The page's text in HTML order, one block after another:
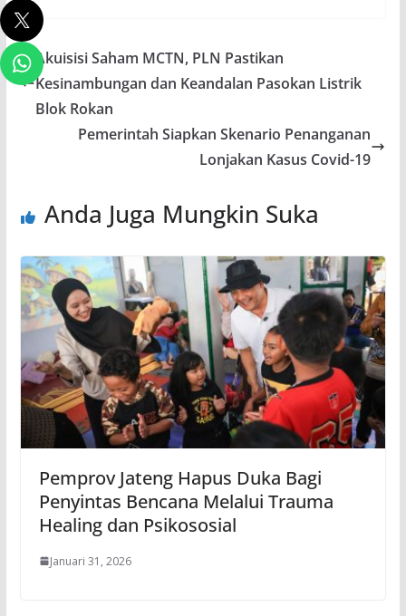
Akuisisi Saham MCTN, PLN Pastikan
Kesinambungan dan Keandalan Pasokan Listrik
Blok Rokan
Pemerintah Siapkan Skenario Penanganan
Lonjakan Kasus Covid-19
Anda Juga Mungkin Suka
Pemprov Jateng Hapus Duka Bagi
Penyintas Bencana Melalui Trauma
Healing dan Psikososial
Januari 31, 2026